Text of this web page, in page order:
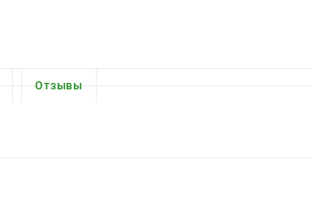
Отзывы